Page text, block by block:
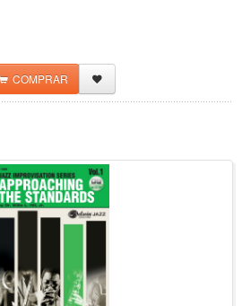
COMPRAR